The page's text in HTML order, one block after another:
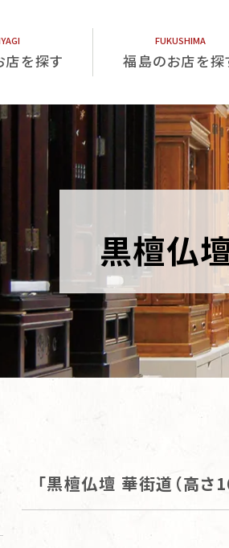
黒檀仏
店を探す 福島のお店を探
「黒檀仏壇 華街道（高さ